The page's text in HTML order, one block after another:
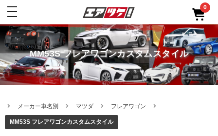
toggle
0
MM53S フレアワゴンカスタムスタイル
メーカー車名別 マツダ フレアワゴン
MM53S フレアワゴンカスタムスタイル